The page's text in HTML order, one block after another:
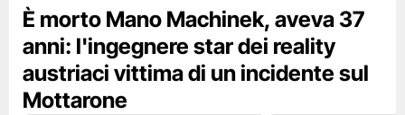
È morto Mano Machinek, aveva 37
anni: l'ingegnere star dei reality
austriaci vittima di un incidente sul
Mottarone